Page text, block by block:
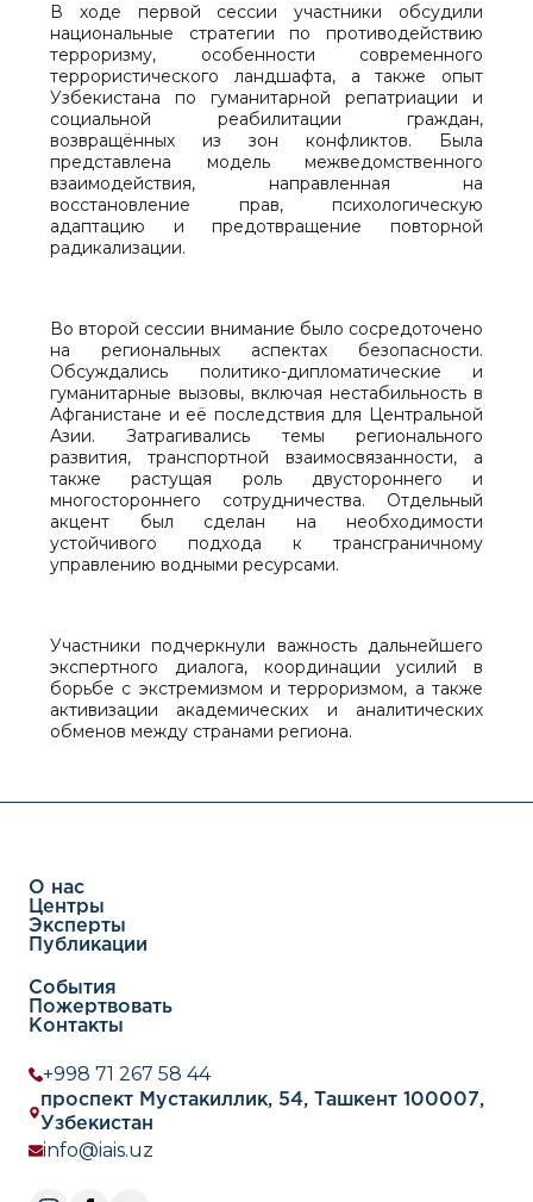
В ходе первой сессии участники обсудили
национальные стратегии по противодействию
терроризму, особенности современного
террористического ландшафта, а также опыт
Узбекистана по гуманитарной репатриации и
социальной реабилитации граждан,
возвращённых из зон конфликтов. Была
представлена модель межведомственного
взаимодействия, направленная на
восстановление прав, психологическую
адаптацию и предотвращение повторной
радикализации.
Во второй сессии внимание было сосредоточено
на региональных аспектах безопасности.
Обсуждались политико-дипломатические и
гуманитарные вызовы, включая нестабильность в
Афганистане и её последствия для Центральной
Азии. Затрагивались темы регионального
развития, транспортной взаимосвязанности, а
также растущая роль двустороннего и
многостороннего сотрудничества. Отдельный
акцент был сделан на необходимости
устойчивого подхода к трансграничному
управлению водными ресурсами.
Участники подчеркнули важность дальнейшего
экспертного диалога, координации усилий в
борьбе с экстремизмом и терроризмом, а также
активизации академических и аналитических
обменов между странами региона.
О нас
Центры
Эксперты
Публикации
События
Пожертвовать
Контакты
+998 71 267 58 44
проспект Мустакиллик, 54, Ташкент 100007,
Узбекистан
info@iais.uz